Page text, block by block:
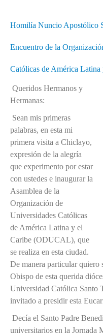
Homilía Nuncio Apostólico
Encuentro de la
Católicas de América
Queridos Hermanos y
Hermanas:
Sean mis primeras
palabras, en esta mi
primera visita a Chiclayo,
expresión de la alegría
que experimento por estar
con ustedes e inaugurar la
Asamblea de la
Organización de
Universidades Católicas
de América Latina y el
Caribe (ODUCAL), que
se realiza en esta ciudad.
De manera particular quiero
Obispo de esta querida
Universidad Católica Santo
invitado a presidir esta
Decía el Santo Padre
universitarios en la Jornada